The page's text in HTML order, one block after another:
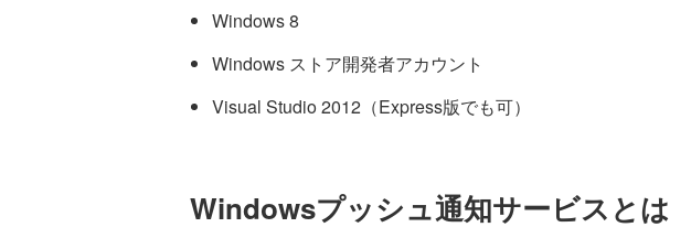
Windows 8
Windows ストア開発者アカウント
Visual Studio 2012（Express版でも可）
Windowsプッシュ通知サービスとは